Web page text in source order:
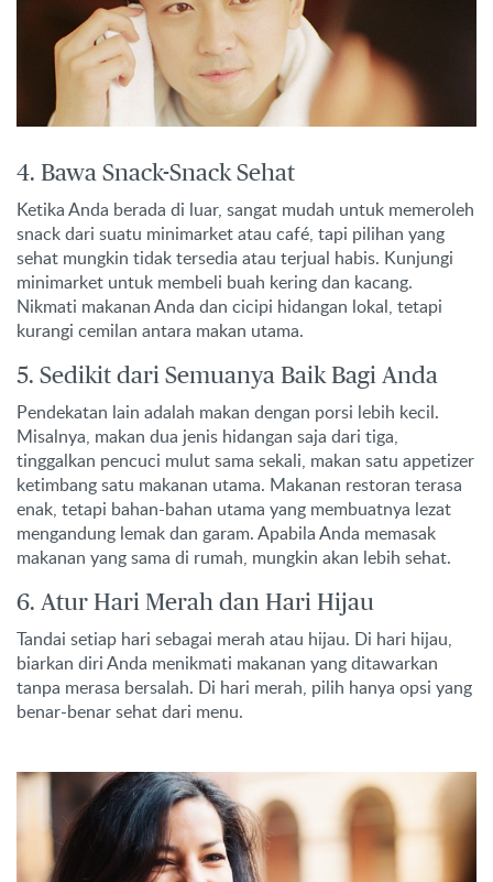
4. Bawa Snack-Snack Sehat
Ketika Anda berada di luar, sangat mudah untuk memeroleh
snack dari suatu minimarket atau café, tapi pilihan yang
sehat mungkin tidak tersedia atau terjual habis. Kunjungi
minimarket untuk membeli buah kering dan kacang.
Nikmati makanan Anda dan cicipi hidangan lokal, tetapi
kurangi cemilan antara makan utama.
5. Sedikit dari Semuanya Baik Bagi Anda
Pendekatan lain adalah makan dengan porsi lebih kecil.
Misalnya, makan dua jenis hidangan saja dari tiga,
tinggalkan pencuci mulut sama sekali, makan satu appetizer
ketimbang satu makanan utama. Makanan restoran terasa
enak, tetapi bahan-bahan utama yang membuatnya lezat
mengandung lemak dan garam. Apabila Anda memasak
makanan yang sama di rumah, mungkin akan lebih sehat.
6. Atur Hari Merah dan Hari Hijau
Tandai setiap hari sebagai merah atau hijau. Di hari hijau,
biarkan diri Anda menikmati makanan yang ditawarkan
tanpa merasa bersalah. Di hari merah, pilih hanya opsi yang
benar-benar sehat dari menu.